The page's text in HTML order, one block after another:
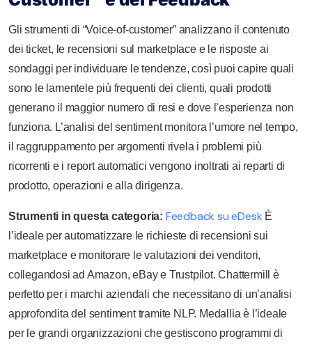
Gli strumenti di “Voice-of-customer” analizzano il contenuto
dei ticket, le recensioni sul marketplace e le risposte ai
sondaggi per individuare le tendenze, così puoi capire quali
sono le lamentele più frequenti dei clienti, quali prodotti
generano il maggior numero di resi e dove l’esperienza non
funziona. L’analisi del sentiment monitora l’umore nel tempo,
il raggruppamento per argomenti rivela i problemi più
ricorrenti e i report automatici vengono inoltrati ai reparti di
prodotto, operazioni e alla dirigenza.
Strumenti in questa categoria: Feedback su eDesk È
l’ideale per automatizzare le richieste di recensioni sui
marketplace e monitorare le valutazioni dei venditori,
collegandosi ad Amazon, eBay e Trustpilot. Chattermill è
perfetto per i marchi aziendali che necessitano di un’analisi
approfondita del sentiment tramite NLP. Medallia è l’ideale
per le grandi organizzazioni che gestiscono programmi di